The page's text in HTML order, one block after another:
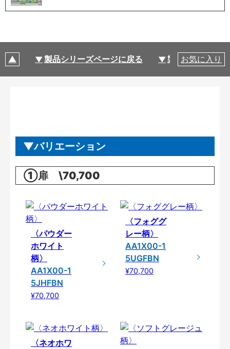
製品シリーズページに戻る 製品仕様
お気に入り
バリエーション
①扉 \70,700
〈パウダー
ホワイト
柄〉
AA1X00-1
5JHFBN
¥70,700
〈フォググ
レー柄〉
AA1X00-1
5UGFBN
¥70,700
〈ネオホワ